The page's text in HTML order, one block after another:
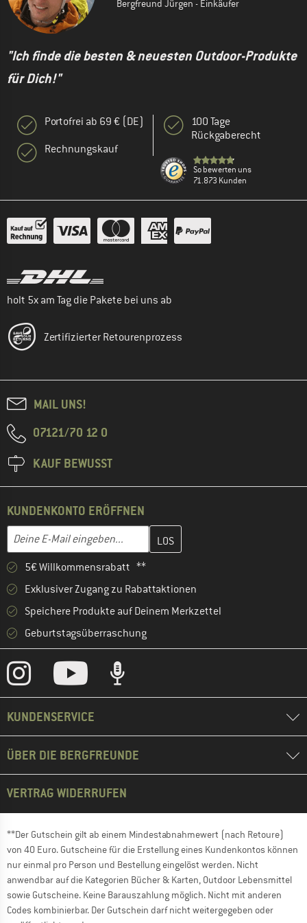
Bergfreund Jürgen - Einkäufer
"Ich finde die besten & neuesten Outdoor-Produkte
für Dich!"
Portofrei ab 69 € (DE)
Rechnungskauf
100 Tage
Rückgaberecht
So bewerten uns
71.873 Kunden
holt 5x am Tag die Pakete bei uns ab
Zertifizierter Retourenprozess
MAIL UNS!
07121/70 12 0
KAUF BEWUSST
KUNDENKONTO ERÖFFNEN
E-Mail-Adresse
Gib hier deine E-Mail-Adresse ein und erstelle im nächsten
5€ Willkommensrabatt **
Exklusiver Zugang zu Rabattaktionen
Speichere Produkte auf Deinem Merkzettel
Geburtstagsüberraschung
KUNDENSERVICE
ÜBER DIE BERGFREUNDE
VERTRAG WIDERRUFEN
**Der Gutschein gilt ab einem Mindestabnahmewert (nach Retoure)
von 40 Euro. Gutscheine für die Erstellung eines Kundenkontos können
nur einmal pro Person und Bestellung eingelöst werden. Nicht
anwendbar auf die Kategorien Bücher & Karten, Outdoor Lebensmittel
sowie Gutscheine. Keine Barauszahlung möglich. Nicht mit anderen
Codes kombinierbar. Der Gutschein darf nicht weitergegeben oder